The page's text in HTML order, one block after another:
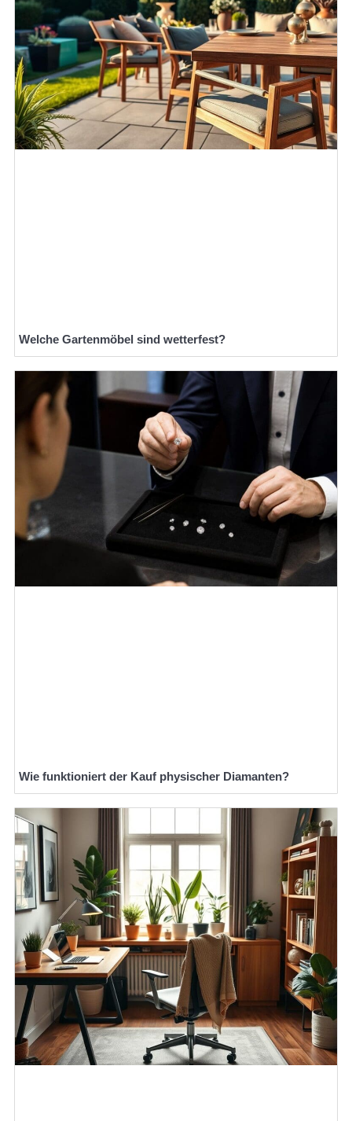
Welche Gartenmöbel sind wetterfest?
Wie funktioniert der Kauf physischer Diamanten?